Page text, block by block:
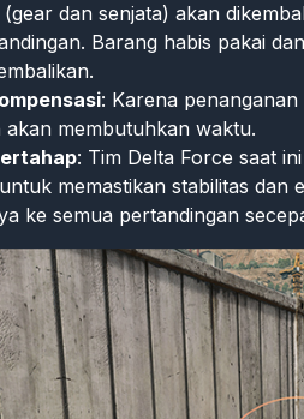
dan senjata) akan
Barang habis pakai
: Karena
akan membutuhkan waktu.
: Tim Delta Force saat
memastikan stabilitas dan
ke semua pertandingan